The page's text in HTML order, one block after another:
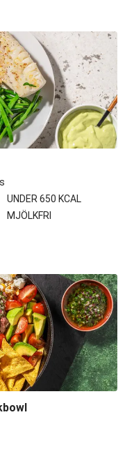
UNDER 650 KCAL
MJÖLKFRI